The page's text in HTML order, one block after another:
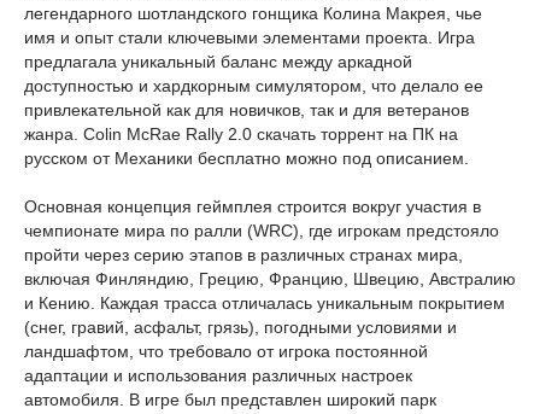
легендарного шотландского гонщика Колина Макрея, чье
имя и опыт стали ключевыми элементами проекта. Игра
предлагала уникальный баланс между аркадной
доступностью и хардкорным симулятором, что делало ее
привлекательной как для новичков, так и для ветеранов
жанра. Colin McRae Rally 2.0 скачать торрент на ПК на
русском от Механики бесплатно можно под описанием.
Основная концепция геймплея строится вокруг участия в
чемпионате мира по ралли (WRC), где игрокам предстояло
пройти через серию этапов в различных странах мира,
включая Финляндию, Грецию, Францию, Швецию, Австралию
и Кению. Каждая трасса отличалась уникальным покрытием
(снег, гравий, асфальт, грязь), погодными условиями и
ландшафтом, что требовало от игрока постоянной
адаптации и использования различных настроек
автомобиля. В игре был представлен широкий парк